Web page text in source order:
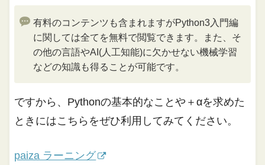
有料のコンテンツも含まれますがPython3入門編
に関しては全てを無料で閲覧できます。また、そ
の他の言語やAI(人工知能)に欠かせない機械学習
などの知識も得ることが可能です。
ですから、Pythonの基本的なことや＋αを求めた
ときにはこちらをぜひ利用してみてください。
paiza ラーニング